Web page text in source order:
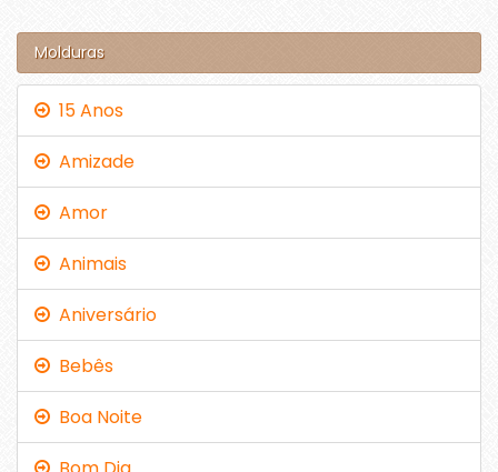
Molduras
15 Anos
Amizade
Amor
Animais
Aniversário
Bebês
Boa Noite